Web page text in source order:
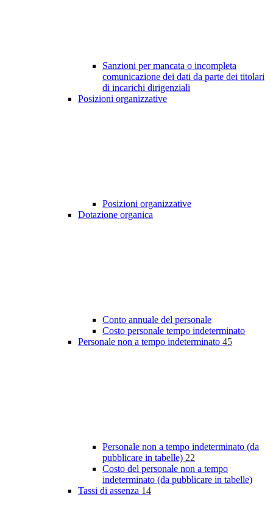
Sanzioni per mancata o incompleta
comunicazione dei dati da parte dei titolari
di incarichi dirigenziali
Posizioni organizzative
Posizioni organizzative
Dotazione organica
Conto annuale del personale
Costo personale tempo indeterminato
Personale non a tempo indeterminato 45
Personale non a tempo indeterminato (da
pubblicare in tabelle) 22
Costo del personale non a tempo
indeterminato (da pubblicare in tabelle)
Tassi di assenza 14